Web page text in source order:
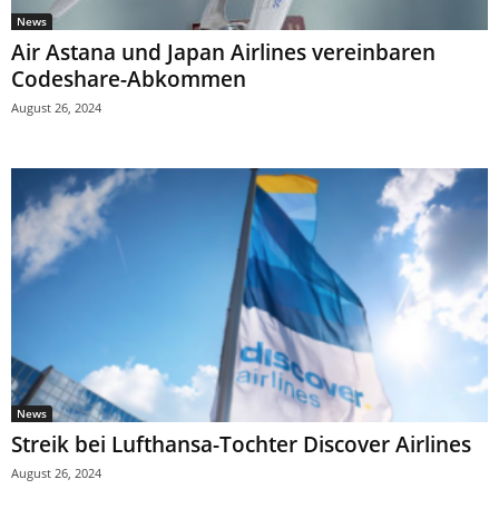
News
Air Astana und Japan Airlines vereinbaren
Codeshare-Abkommen
August 26, 2024
News
Streik bei Lufthansa-Tochter Discover Airlines
August 26, 2024